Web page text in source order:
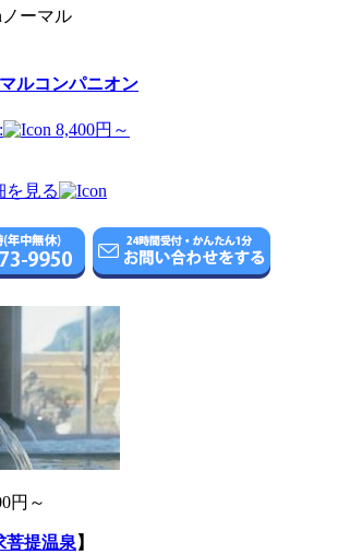
ノーマル
ルコンパニオン
8,400円～
を見る
円～
菩提温泉】